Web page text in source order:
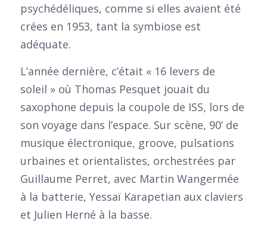
psychédéliques, comme si elles avaient été
crées en 1953, tant la symbiose est
adéquate.
L’année dernière, c’était « 16 levers de
soleil » où Thomas Pesquet jouait du
saxophone depuis la coupole de ISS, lors de
son voyage dans l’espace. Sur scène, 90’ de
musique électronique, groove, pulsations
urbaines et orientalistes, orchestrées par
Guillaume Perret, avec Martin Wangermée
à la batterie, Yessaï Karapetian aux claviers
et Julien Herné à la basse.